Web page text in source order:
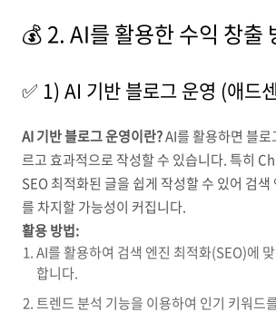
💰 2. AI를 활용한 수익 창출
✅ 1) AI 기반 블로그 운영 (애드
AI 기반 블로그 운영이란?AI를 활용하면 블
르고 효과적으로 작성할 수 있습니다. 특히
SEO 최적화된 글을 쉽게 작성할 수 있어 검색
를 차지할 가능성이 커집니다.
활용 방법:
AI를 활용하여 검색 엔진 최적화(SEO)에
합니다.
트렌드 분석 기능을 이용하여 인기 키워드